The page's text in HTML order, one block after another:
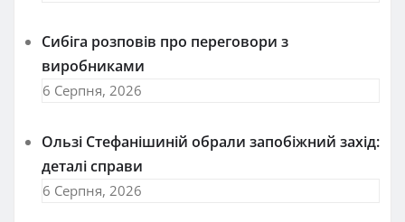
Сибіга розповів про переговори з
виробниками
6 Серпня, 2026
Ользі Стефанішиній обрали запобіжний захід:
деталі справи
6 Серпня, 2026